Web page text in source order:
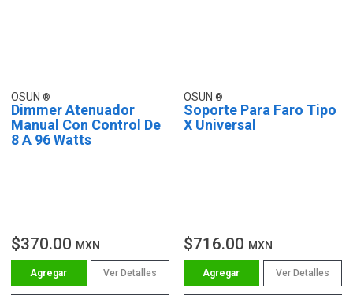
OSUN
Dimmer Atenuador
Manual Con Control De
8 A 96 Watts
$370.00 MXN
Ver Detalles
OSUN
Soporte Para Faro Tipo
X Universal
$716.00 MXN
Ver Detalles